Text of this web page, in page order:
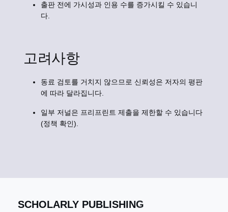
출판 전에 가시성과 인용 수를 증가시킬 수 있습니
다.
고려사항
동료 검토를 거치지 않으므로 신뢰성은 저자의 평판
에 따라 달라집니다.
일부 저널은 프리프린트 제출을 제한할 수 있습니다
(정책 확인).
SCHOLARLY PUBLISHING